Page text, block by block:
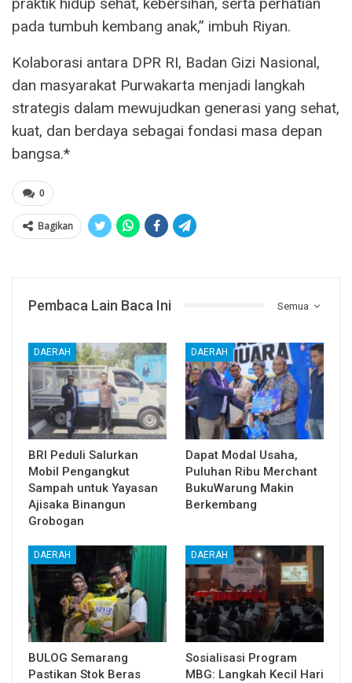
pada tumbuh kembang anak,” imbuh Riyan.
Kolaborasi antara DPR RI, Badan Gizi Nasional,
dan masyarakat Purwakarta menjadi langkah
strategis dalam mewujudkan generasi yang sehat,
kuat, dan berdaya sebagai fondasi masa depan
bangsa.*
0
Bagikan
Semua
Pembaca Lain Baca Ini
DAERAH
BRI Peduli Salurkan
Mobil Pengangkut
Sampah untuk Yayasan
Ajisaka Binangun
Grobogan
DAERAH
Dapat Modal Usaha,
Puluhan Ribu Merchant
BukuWarung Makin
Berkembang
DAERAH
BULOG Semarang
Pastikan Stok Beras
DAERAH
Sosialisasi Program
MBG: Langkah Kecil Hari